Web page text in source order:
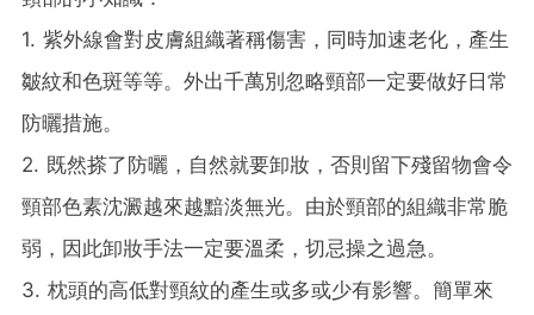
1. 紫外線會對皮膚組織著稱傷害，同時加速老化，產生
皺紋和色斑等等。外出千萬別忽略頸部一定要做好日常
防曬措施。
2. 既然搽了防曬，自然就要卸妝，否則留下殘留物會令
頸部色素沈澱越來越黯淡無光。由於頸部的組織非常脆
弱，因此卸妝手法一定要溫柔，切忌操之過急。
3. 枕頭的高低對頸紋的產生或多或少有影響。簡單來